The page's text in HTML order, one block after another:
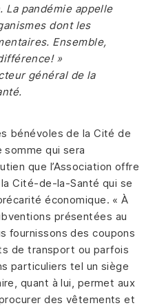
La pandémie appelle
dont les
Ensemble,
»
général de la
bénévoles de la Cité de
somme qui sera
que l’Association offre
Cité-de-la-Santé qui se
économique. « À
présentées au
fournissons des coupons
de transport ou parfois
particuliers tel un siège
quant à lui, permet aux
des vêtements et